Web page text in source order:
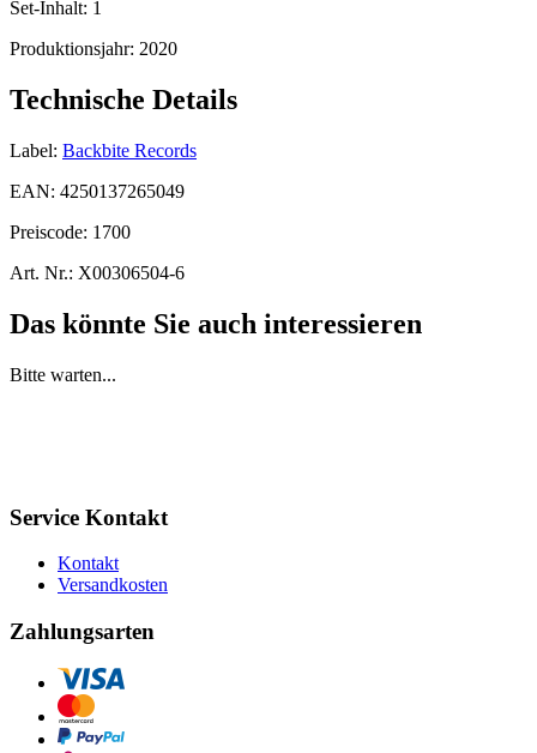
Set-Inhalt: 1
Produktionsjahr: 2020
Technische Details
Label: Backbite Records
EAN: 4250137265049
Preiscode: 1700
Art. Nr.: X00306504-6
Das könnte Sie auch interessieren
Bitte warten...
Service Kontakt
Kontakt
Versandkosten
Zahlungsarten